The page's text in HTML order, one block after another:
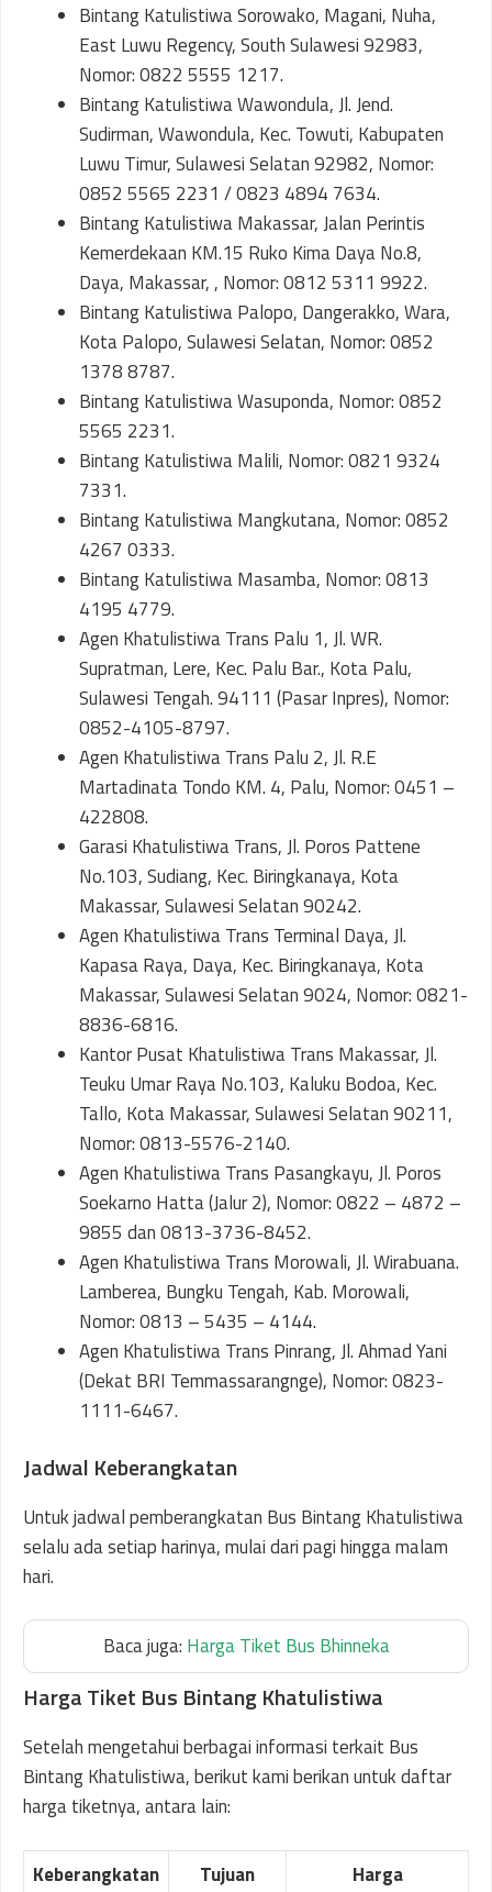
Bintang Katulistiwa Sorowako, Magani, Nuha,
East Luwu Regency, South Sulawesi 92983,
Nomor: 0822 5555 1217.
Bintang Katulistiwa Wawondula, Jl. Jend.
Sudirman, Wawondula, Kec. Towuti, Kabupaten
Luwu Timur, Sulawesi Selatan 92982, Nomor:
0852 5565 2231 / 0823 4894 7634.
Bintang Katulistiwa Makassar, Jalan Perintis
Kemerdekaan KM.15 Ruko Kima Daya No.8,
Daya, Makassar, , Nomor: 0812 5311 9922.
Bintang Katulistiwa Palopo, Dangerakko, Wara,
Kota Palopo, Sulawesi Selatan, Nomor: 0852
1378 8787.
Bintang Katulistiwa Wasuponda, Nomor: 0852
5565 2231.
Bintang Katulistiwa Malili, Nomor: 0821 9324
7331.
Bintang Katulistiwa Mangkutana, Nomor: 0852
4267 0333.
Bintang Katulistiwa Masamba, Nomor: 0813
4195 4779.
Agen Khatulistiwa Trans Palu 1, Jl. WR.
Supratman, Lere, Kec. Palu Bar., Kota Palu,
Sulawesi Tengah. 94111 (Pasar Inpres), Nomor:
0852-4105-8797.
Agen Khatulistiwa Trans Palu 2, Jl. R.E
Martadinata Tondo KM. 4, Palu, Nomor: 0451 –
422808.
Garasi Khatulistiwa Trans, Jl. Poros Pattene
No.103, Sudiang, Kec. Biringkanaya, Kota
Makassar, Sulawesi Selatan 90242.
Agen Khatulistiwa Trans Terminal Daya, Jl.
Kapasa Raya, Daya, Kec. Biringkanaya, Kota
Makassar, Sulawesi Selatan 9024, Nomor: 0821-
8836-6816.
Kantor Pusat Khatulistiwa Trans Makassar, Jl.
Teuku Umar Raya No.103, Kaluku Bodoa, Kec.
Tallo, Kota Makassar, Sulawesi Selatan 90211,
Nomor: 0813-5576-2140.
Agen Khatulistiwa Trans Pasangkayu, Jl. Poros
Soekarno Hatta (Jalur 2), Nomor: 0822 – 4872 –
9855 dan 0813-3736-8452.
Agen Khatulistiwa Trans Morowali, Jl. Wirabuana.
Lamberea, Bungku Tengah, Kab. Morowali,
Nomor: 0813 – 5435 – 4144.
Agen Khatulistiwa Trans Pinrang, Jl. Ahmad Yani
(Dekat BRI Temmassarangnge), Nomor: 0823-
1111-6467.
Jadwal Keberangkatan
Untuk jadwal pemberangkatan Bus Bintang Khatulistiwa
selalu ada setiap harinya, mulai dari pagi hingga malam
hari.
Baca juga: Harga Tiket Bus Bhinneka
Harga Tiket Bus Bintang Khatulistiwa
Setelah mengetahui berbagai informasi terkait Bus
Bintang Khatulistiwa, berikut kami berikan untuk daftar
harga tiketnya, antara lain:
Keberangkatan Tujuan Harga